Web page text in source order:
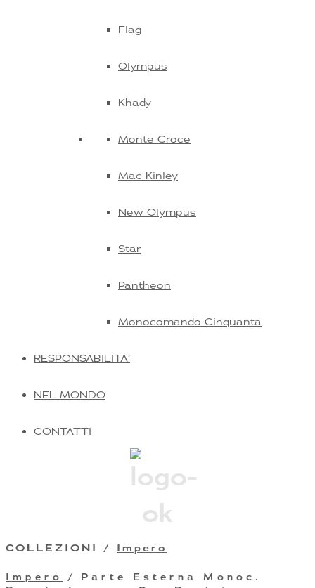
Flag
Olympus
Khady
Monte Croce
Mac Kinley
New Olympus
Star
Pantheon
Monocomando Cinquanta
RESPONSABILITA’
NEL MONDO
CONTATTI
COLLEZIONI / Impero
Impero
/ Parte Esterna Monoc.